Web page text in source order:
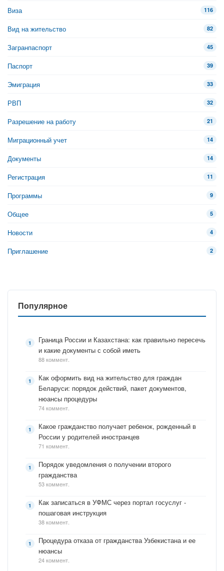
Виза 116
Вид на жительство 82
Загранпаспорт 45
Паспорт 39
Эмиграция 33
РВП 32
Разрешение на работу 21
Миграционный учет 14
Документы 14
Регистрация 11
Программы 9
Общее 5
Новости 4
Приглашение 2
Популярное
Граница России и Казахстана: как правильно пересечь
и какие документы с собой иметь
88 коммент.
Как оформить вид на жительство для граждан
Беларуси: порядок действий, пакет документов,
нюансы процедуры
74 коммент.
Какое гражданство получает ребенок, рожденный в
России у родителей иностранцев
71 коммент.
Порядок уведомления о получении второго
гражданства
53 коммент.
Как записаться в УФМС через портал госуслуг -
пошаговая инструкция
38 коммент.
Процедура отказа от гражданства Узбекистана и ее
нюансы
24 коммент.